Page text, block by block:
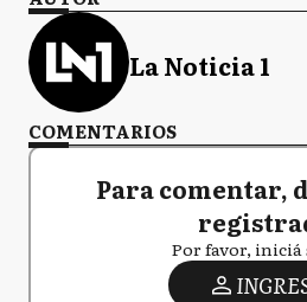
La Noticia 1
COMENTARIOS
Para comentar,
Por favor, iniciá